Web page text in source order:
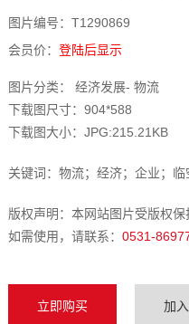
图片编号：T1290869
会员价： 登陆后显示
图片分类： 经济发展- 物流
下载图尺寸：904*588
下载图大小：JPG:215.21KB
关键词：物流；经济；企业；临
版权声明：本网站图片受版权保
如需使用，请联系： 0531-
立即购买 加